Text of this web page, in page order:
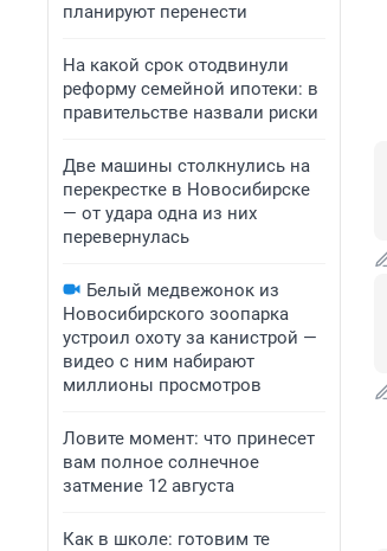
планируют перенести
На какой срок отодвинули
реформу семейной ипотеки: в
правительстве назвали риски
Две машины столкнулись на
перекрестке в Новосибирске
— от удара одна из них
перевернулась
Белый медвежонок из
Новосибирского зоопарка
устроил охоту за канистрой —
видео с ним набирают
миллионы просмотров
Ловите момент: что принесет
вам полное солнечное
затмение 12 августа
Как в школе: готовим те